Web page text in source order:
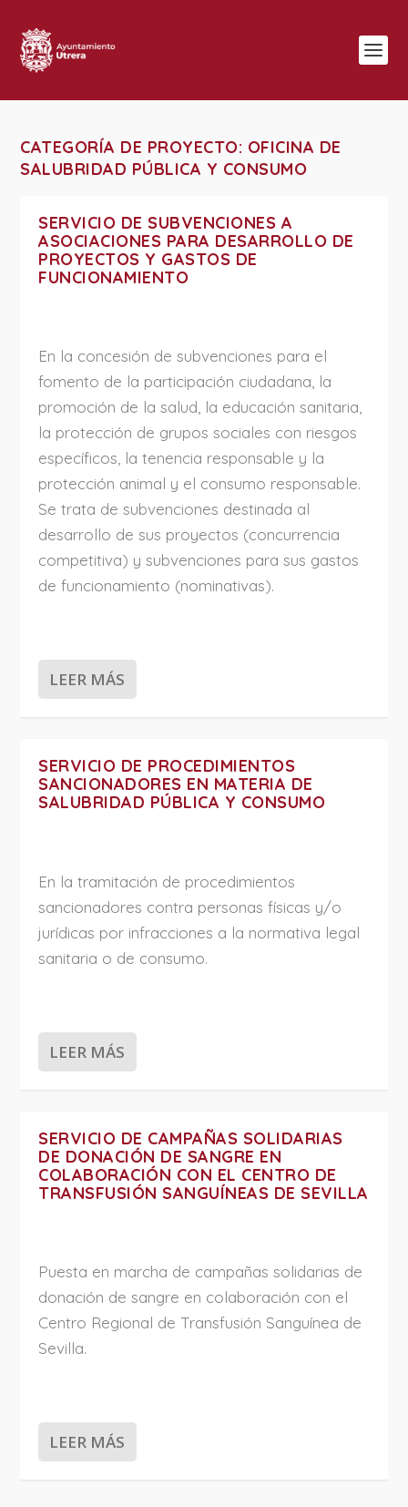
CATEGORÍA DE PROYECTO: OFICINA DE
SALUBRIDAD PÚBLICA Y CONSUMO
SERVICIO DE SUBVENCIONES A
ASOCIACIONES PARA DESARROLLO DE
PROYECTOS Y GASTOS DE
FUNCIONAMIENTO
En la concesión de subvenciones para el
fomento de la participación ciudadana, la
promoción de la salud, la educación sanitaria,
la protección de grupos sociales con riesgos
específicos, la tenencia responsable y la
protección animal y el consumo responsable.
Se trata de subvenciones destinada al
desarrollo de sus proyectos (concurrencia
competitiva) y subvenciones para sus gastos
de funcionamiento (nominativas).
LEER MÁS
SERVICIO DE PROCEDIMIENTOS
SANCIONADORES EN MATERIA DE
SALUBRIDAD PÚBLICA Y CONSUMO
En la tramitación de procedimientos
sancionadores contra personas físicas y/o
jurídicas por infracciones a la normativa legal
sanitaria o de consumo.
LEER MÁS
SERVICIO DE CAMPAÑAS SOLIDARIAS
DE DONACIÓN DE SANGRE EN
COLABORACIÓN CON EL CENTRO DE
TRANSFUSIÓN SANGUÍNEAS DE SEVILLA
Puesta en marcha de campañas solidarias de
donación de sangre en colaboración con el
Centro Regional de Transfusión Sanguínea de
Sevilla.
LEER MÁS